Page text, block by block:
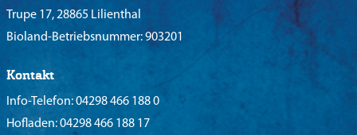
Trupe 17, 28865 Lilienthal
Bioland-Betriebsnummer: 903201
Kontakt
Info-Telefon:04298 466 188 0
Hofladen:04298 466 188 17